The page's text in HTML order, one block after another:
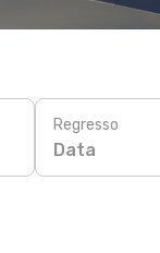
Regresso
Data